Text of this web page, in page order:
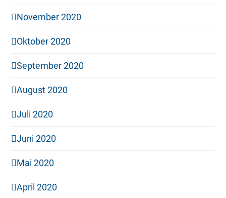
November 2020
Oktober 2020
September 2020
August 2020
Juli 2020
Juni 2020
Mai 2020
April 2020